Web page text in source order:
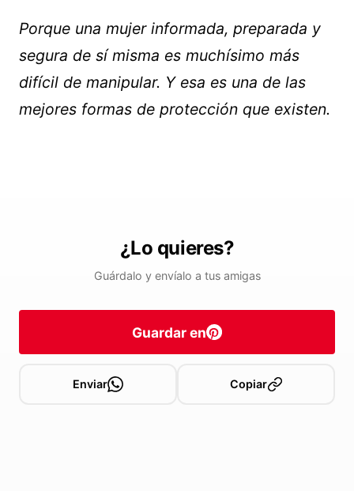
Porque una mujer informada, preparada y
segura de sí misma es muchísimo más
difícil de manipular. Y esa es una de las
mejores formas de protección que existen.
¿Lo quieres?
Guárdalo y envíalo a tus amigas
Guardar en
Enviar Copiar